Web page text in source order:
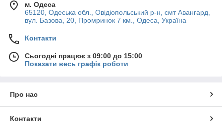
м. Одеса
65120, Одеська обл., Овідіопольський р-н, смт Авангард,
вул. Базова, 20, Промринок 7 км., Одеса, Україна
Контакти
Сьогодні працює з 09:00 до 15:00
Показати весь графік роботи
Про нас
Контакти